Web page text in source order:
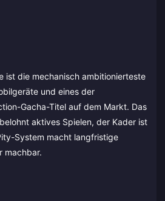
ist die mechanisch ambitionierteste
und eines der
Gacha-Titel auf dem Markt. Das
aktives Spielen, der Kader ist
System macht langfristige
machbar.